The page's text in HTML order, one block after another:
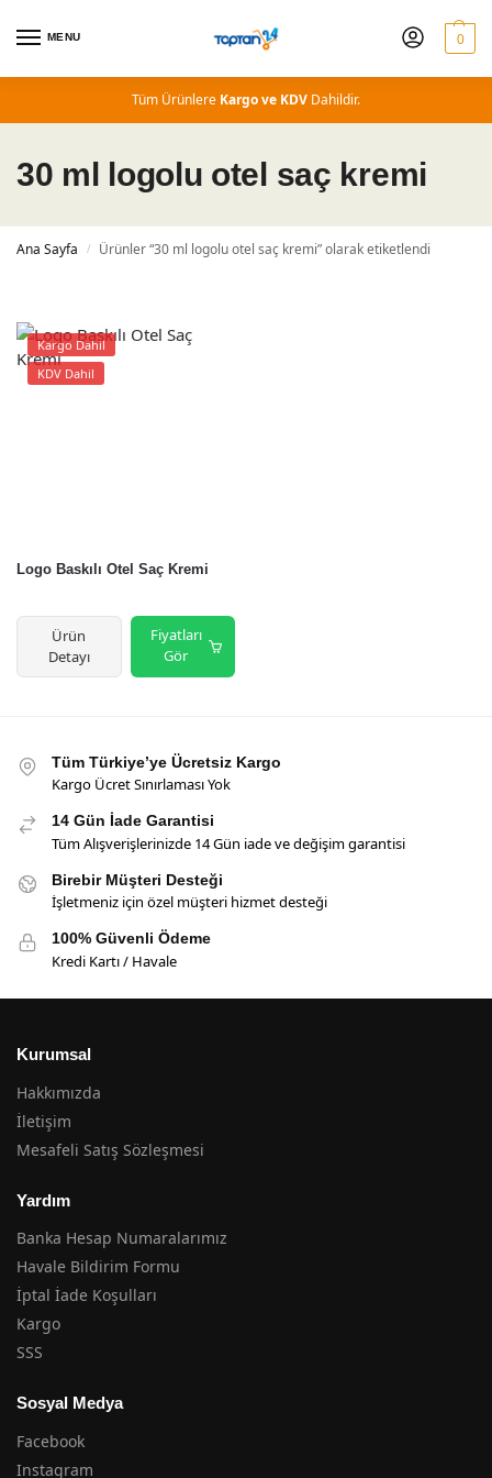
MENU 0
Tüm Ürünlere Kargo ve KDV Dahildir.
30 ml logolu otel saç kremi
Ana Sayfa / Ürünler “30 ml logolu otel saç kremi” olarak etiketlendi
Kargo Dahil
KDV Dahil
Logo Baskılı Otel Saç Kremi
Ürün
Detayı
Fiyatları
Gör
Tüm Türkiye’ye Ücretsiz Kargo
Kargo Ücret Sınırlaması Yok
14 Gün İade Garantisi
Tüm Alışverişlerinizde 14 Gün iade ve değişim garantisi
Birebir Müşteri Desteği
İşletmeniz için özel müşteri hizmet desteği
100% Güvenli Ödeme
Kredi Kartı / Havale
Kurumsal
Hakkımızda
İletişim
Mesafeli Satış Sözleşmesi
Yardım
Banka Hesap Numaralarımız
Havale Bildirim Formu
İptal İade Koşulları
Kargo
SSS
Sosyal Medya
Facebook
Instagram